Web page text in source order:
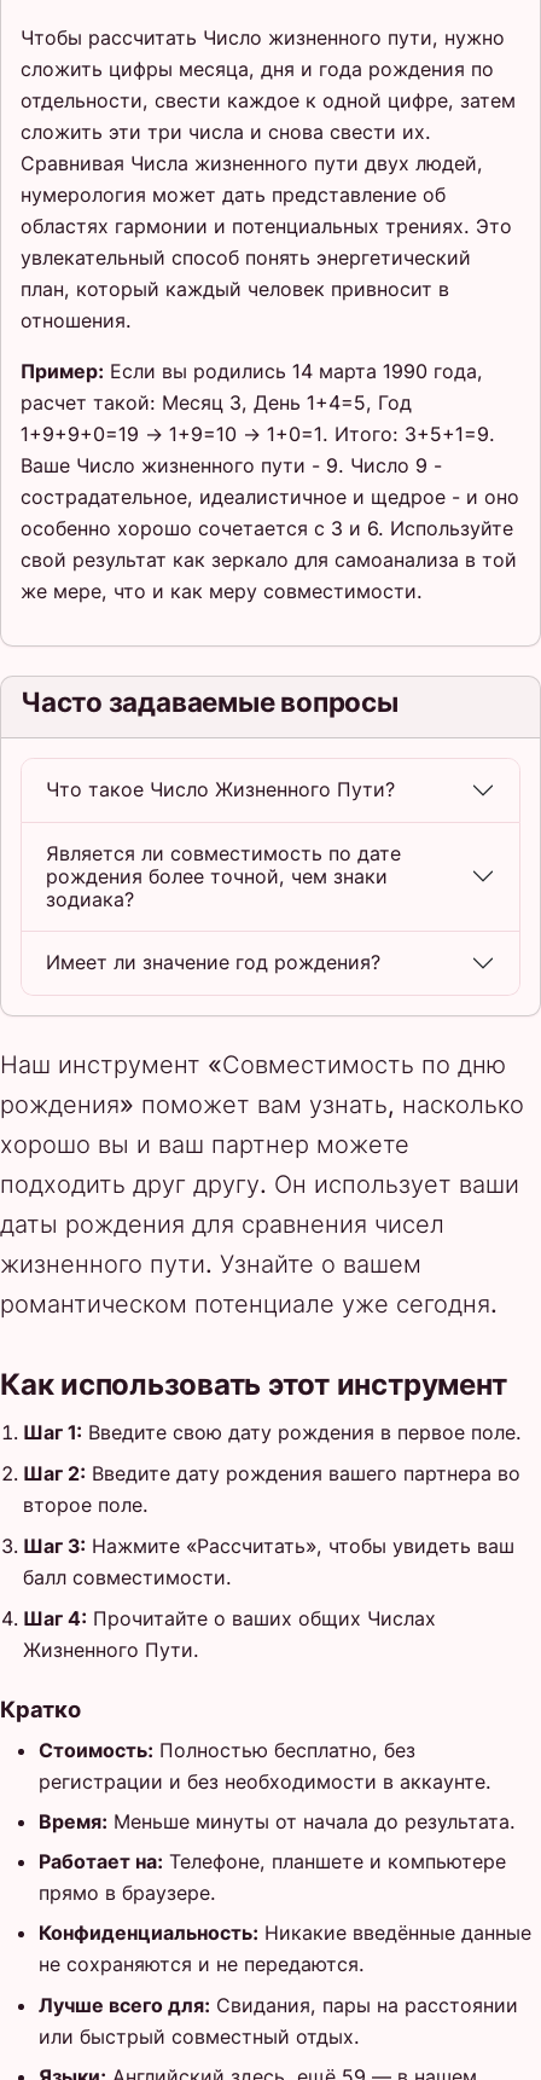
Чтобы рассчитать Число жизненного пути, нужно
сложить цифры месяца, дня и года рождения по
отдельности, свести каждое к одной цифре, затем
сложить эти три числа и снова свести их.
Сравнивая Числа жизненного пути двух людей,
нумерология может дать представление об
областях гармонии и потенциальных трениях. Это
увлекательный способ понять энергетический
план, который каждый человек привносит в
отношения.
Пример: Если вы родились 14 марта 1990 года,
расчет такой: Месяц 3, День 1+4=5, Год
1+9+9+0=19 → 1+9=10 → 1+0=1. Итого: 3+5+1=9.
Ваше Число жизненного пути - 9. Число 9 -
сострадательное, идеалистичное и щедрое - и оно
особенно хорошо сочетается с 3 и 6. Используйте
свой результат как зеркало для самоанализа в той
же мере, что и как меру совместимости.
Часто задаваемые вопросы
Что такое Число Жизненного Пути?
Является ли совместимость по дате
рождения более точной, чем знаки
зодиака?
Имеет ли значение год рождения?
Наш инструмент «Совместимость по дню
рождения» поможет вам узнать, насколько
хорошо вы и ваш партнер можете
подходить друг другу. Он использует ваши
даты рождения для сравнения чисел
жизненного пути. Узнайте о вашем
романтическом потенциале уже сегодня.
Как использовать этот инструмент
Шаг 1: Введите свою дату рождения в первое поле.
Шаг 2: Введите дату рождения вашего партнера во
второе поле.
Шаг 3: Нажмите «Рассчитать», чтобы увидеть ваш
балл совместимости.
Шаг 4: Прочитайте о ваших общих Числах
Жизненного Пути.
Кратко
Стоимость: Полностью бесплатно, без
регистрации и без необходимости в аккаунте.
Время: Меньше минуты от начала до результата.
Работает на: Телефоне, планшете и компьютере
прямо в браузере.
Конфиденциальность: Никакие введённые данные
не сохраняются и не передаются.
Лучше всего для: Свидания, пары на расстоянии
или быстрый совместный отдых.